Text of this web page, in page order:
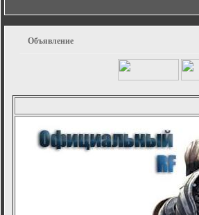
Объявление